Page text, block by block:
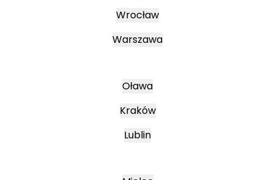
Wrocław
Warszawa
Oława
Kraków
Lublin